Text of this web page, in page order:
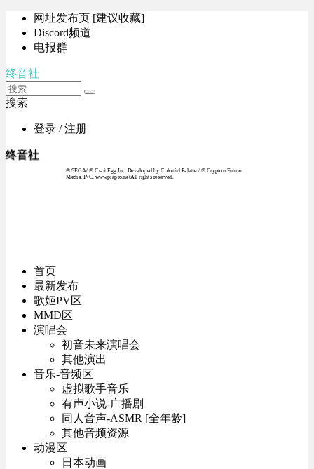
网址发布页 [建议收藏]
Discord频道
电报群
终音社
搜索
登录 / 注册
终音社
© SEGA / © Craft Egg Inc. Developed by Colorful Palette / © Crypton Future
Media, INC. www.piapro.netAll rights reserved.
首页
最新发布
歌姬PV区
MMD区
演唱会
初音未来演唱会
其他演出
音乐-音频区
虚拟歌手音乐
有声小说-广播剧
同人音声-ASMR [全年龄]
其他音频资源
动漫区
日本动画